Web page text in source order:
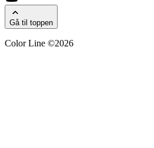
Gå til toppen
Color Line ©2026